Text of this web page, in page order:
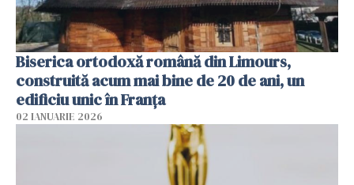
Biserica ortodoxă română din Limours,
construită acum mai bine de 20 de ani, un
edificiu unic în Franţa
02 IANUARIE 2026